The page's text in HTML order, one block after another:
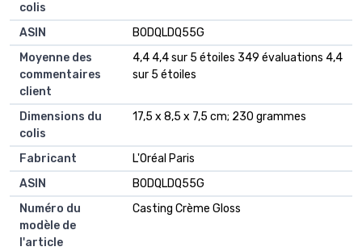
colis
ASIN
‎B0DQLDQ55G
Moyenne des
commentaires
client
4,4 4,4 sur 5 étoiles 349 évaluations 4,4
sur 5 étoiles
Dimensions du
colis
17,5 x 8,5 x 7,5 cm; 230 grammes
Fabricant
L'Oréal Paris
ASIN
B0DQLDQ55G
Numéro du
modèle de
l'article
Casting Crème Gloss